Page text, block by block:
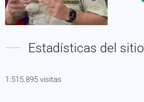
Estadísticas del sitio
1.515.895 visitas